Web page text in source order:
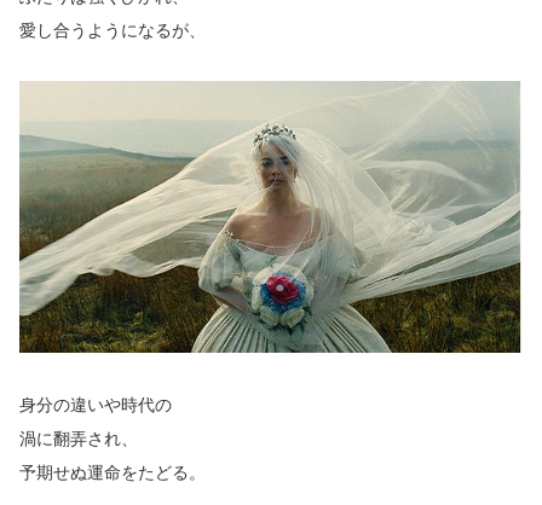
愛し合うようになるが、
身分の違いや時代の
渦に翻弄され、
予期せぬ運命をたどる。